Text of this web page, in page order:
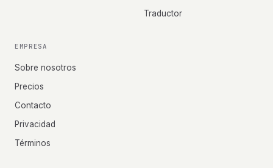
Traductor
EMPRESA
Sobre nosotros
Precios
Contacto
Privacidad
Términos